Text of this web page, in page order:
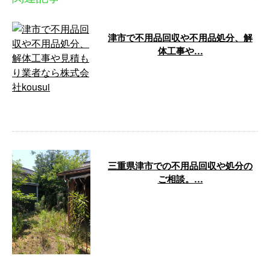
津市で不用品回収や不用品処分、解
体工事や…
三重県津市での不用品回収や処分の
ご相談。…